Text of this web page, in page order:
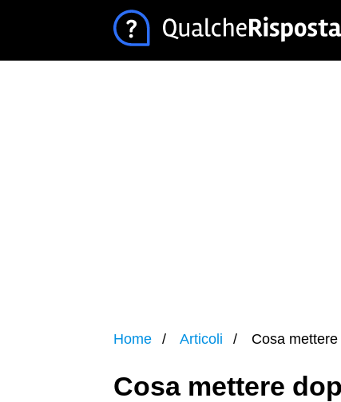
Home Articoli Cosa
Cosa mettere